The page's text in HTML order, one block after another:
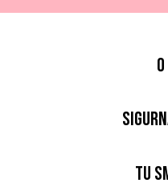
Tu